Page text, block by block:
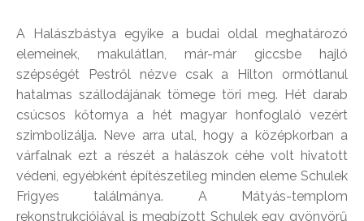
A Halászbástya egyike a budai oldal meghatározó
elemeinek, makulátlan, már-már giccsbe hajló
szépségét Pestről nézve csak a Hilton ormótlanul
hatalmas szállodájának tömege töri meg. Hét darab
csúcsos kőtornya a hét magyar honfoglaló vezért
szimbolizálja. Neve arra utal, hogy a középkorban a
várfalnak ezt a részét a halászok céhe volt hivatott
védeni, egyébként építészetileg minden eleme Schulek
Frigyes találmánya. A Mátyás-templom
rekonstrukciójával is megbízott Schulek egy gyönyörű